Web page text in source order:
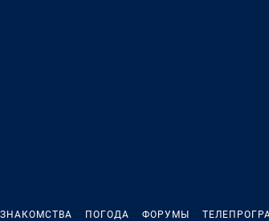
ЗНАКОМСТВА ПОГОДА ФОРУМЫ